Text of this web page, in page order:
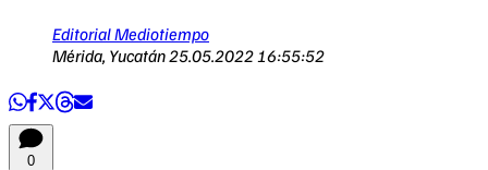
Editorial Mediotiempo
Mérida, Yucatán25.05.2022 16:55:52
0